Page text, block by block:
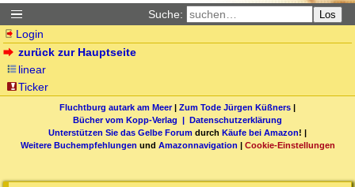
Suche: Los
Login
zurück zur Hauptseite
linear
Ticker
Fluchtburg autark am Meer| Zum Tode Jürgen Küßners |
Bücher vom Kopp-Verlag | Datenschutzerklärung
Unterstützen Sie das Gelbe Forum durch Käufe bei Amazon! |
Weitere Buchempfehlungen und Amazonnavigation | Cookie-Einstellungen